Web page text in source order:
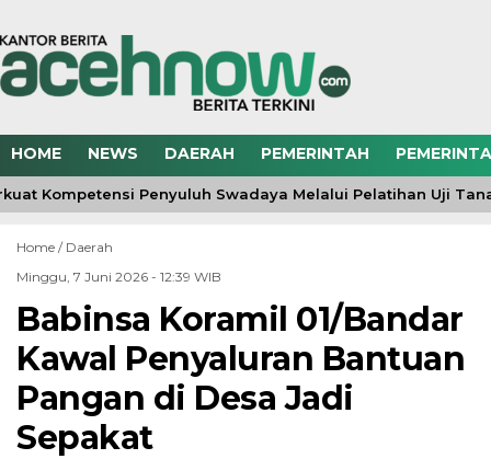
HOME NEWS DAERAH PEMERINTAH
Kompetensi Penyuluh Swadaya Melalui Pelatihan Uji
Home / Daerah
Minggu, 7 Juni 2026 - 12:39 WIB
Babinsa Koramil 01/Bandar
Kawal Penyaluran Bantuan
Pangan di Desa Jadi
Sepakat